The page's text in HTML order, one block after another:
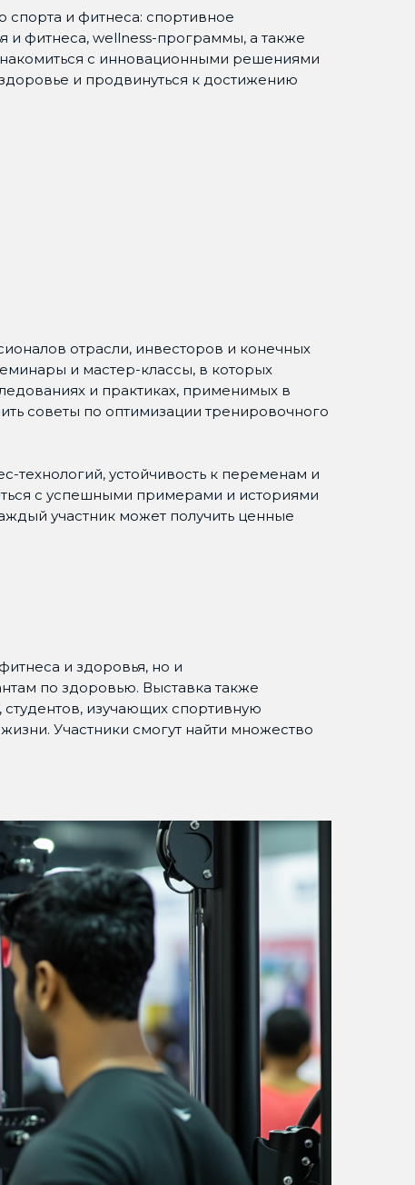
спорта и фитнеса: спортивное
и фитнеса, wellness-программы, а также
с инновационными решениями
и продвинуться к достижению
отрасли, инвесторов и конечных
и мастер-классы, в которых
и практиках, применимых в
советы по оптимизации тренировочного
технологий, устойчивость к переменам и
с успешными примерами и историями
участник может получить ценные
и здоровья, но и
по здоровью. Выставка также
изучающих спортивную
Участники смогут найти множество